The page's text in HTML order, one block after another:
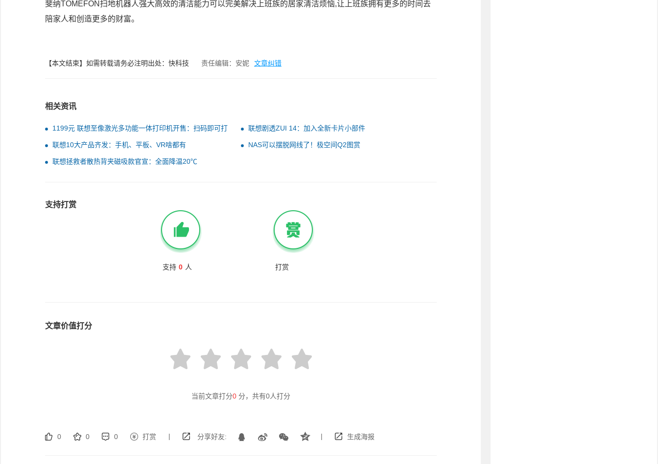
斐纳TOMEFON扫地机器人强大高效的清洁能力可以完美解决上班族的居家清洁烦恼,让上班族拥有更多的时间去
陪家人和创造更多的财富。
【本文结束】如需转载请务必注明出处：快科技 责任编辑：安妮 文章纠错
相关资讯
1199元 联想至像激光多功能一体打印机开售：扫码即可打
联想剧透ZUI 14：加入全新卡片小部件
联想10大产品齐发：手机、平板、VR啥都有 NAS可以摆脱网线了！极空间Q2图赏
联想拯救者散热背夹磁吸款官宣：全面降温20℃
支持打赏
支持 0 人 打赏
文章价值打分
当前文章打分0 分，共有0人打分
0 0 0 打赏 | 分享好友: | 生成海报